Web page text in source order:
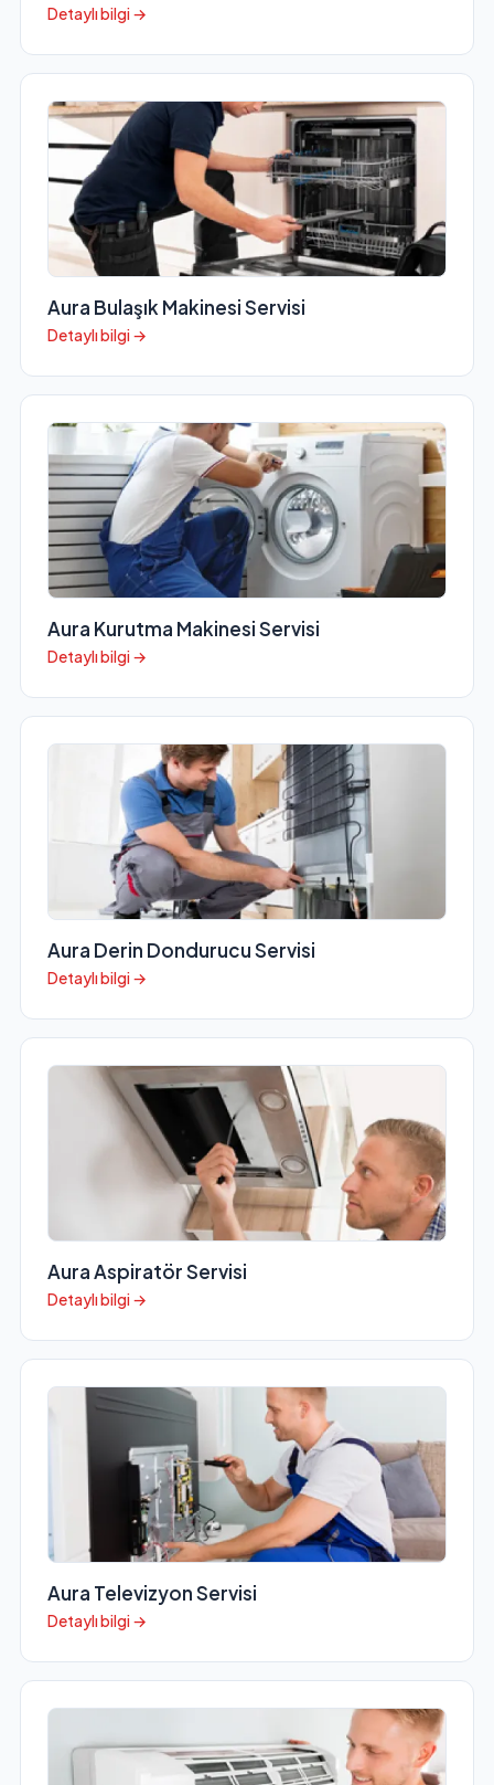
Detaylı bilgi →
Aura Bulaşık Makinesi Servisi
Detaylı bilgi →
Aura Kurutma Makinesi Servisi
Detaylı bilgi →
Aura Derin Dondurucu Servisi
Detaylı bilgi →
Aura Aspiratör Servisi
Detaylı bilgi →
Aura Televizyon Servisi
Detaylı bilgi →